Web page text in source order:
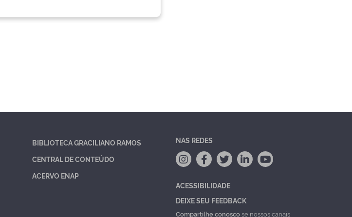
BIBLIOTECA GRACILIANO RAMOS
CENTRAL DE CONTEÚDO
ACERVO ENAP
NAS REDES
ACESSIBILIDADE
DEIXE SEU FEEDBACK
Compartilhe conoscose nossos canais